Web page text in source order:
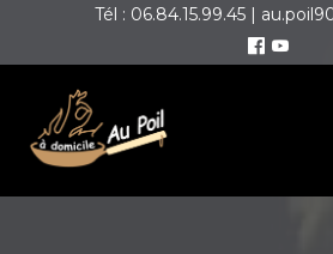
Tél : 06.84.15.99.45 |